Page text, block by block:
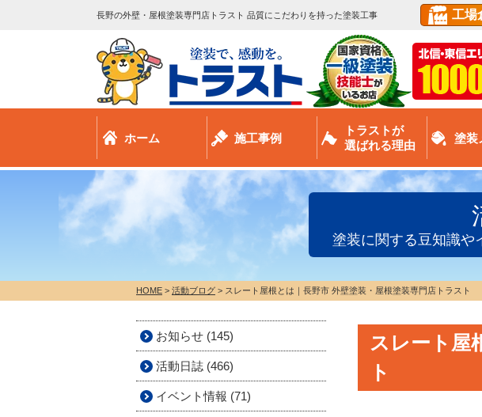
長野の外壁・屋根塗装専門店トラスト 品質にこだわりを持った塗装工事 工場
ホーム 施工事例
トラストが
選ばれる理由
塗装
塗装に関する豆知識や
HOME > 活動ブログ > スレート屋根とは｜長野市 外壁塗装・屋根塗装専門店トラスト
スレート屋
ト
お知らせ (145)
活動日誌 (466)
イベント情報 (71)